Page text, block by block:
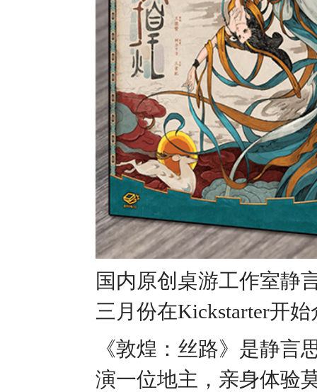
国内原创桌游工作室静
三月份在Kickstarter开
《敦煌：丝路》是静
演一位地主，亲身体验